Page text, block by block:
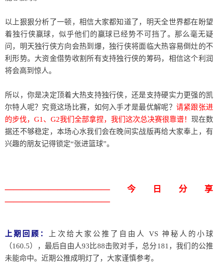
以上狠狠分析了一顿，相信大家都知道了，明天全世界都在盼望
着独行侠赢球，似乎他们的赢球已经势不可挡了。那么毫无疑
问，明天独行侠方向会热到爆，独行侠将面临大热容易倒灶的不
利形势。大资金借势收割所有支持独行侠的筹码，相信这个利润
将会高到惊人。
所以，你是决定顶着大热支持独行侠，还是支持硬实力更强的凯
尔特人呢？究竟这场比赛，如何入手才是最优解呢？ 请紧跟张进
的步伐，G1、G2我们全部拿捏，我们这次总决赛很靠谱！ 现在数
据还不够稳定，本场心水我们会在晚间实战版再给大家奉上，有
兴趣的朋友记得锁定“张进篮球”。
————————————今日分享
————————————
上期回顾：
上次给大家公推了自由人 VS 神秘人的小球
（160.5），最后自由人93比88击败对手，总分181，我们的公推
未能命中。近期公推成明灯了，大家谨慎参考。